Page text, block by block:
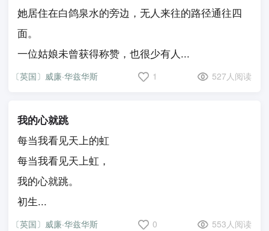
她居住在白鸽泉水的旁边，无人来往的路径通往四
面。
一位姑娘未曾获得称赞，也很少有人...
〔英国〕威廉·华兹华斯 1 527人阅读
我的心就跳
每当我看见天上的虹
每当我看见天上虹，
我的心就跳。
初生...
〔英国〕威廉·华兹华斯 0 553人阅读